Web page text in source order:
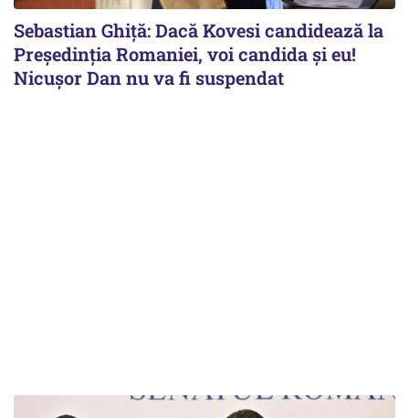
Sebastian Ghiță: Dacă Kovesi candidează la
Președinția Romaniei, voi candida și eu!
Nicușor Dan nu va fi suspendat